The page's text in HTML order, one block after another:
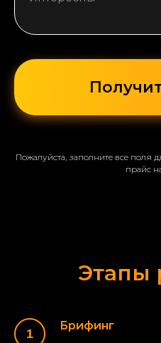
Пожалуйста, заполните все поля
прайс
Этапы
Брифинг